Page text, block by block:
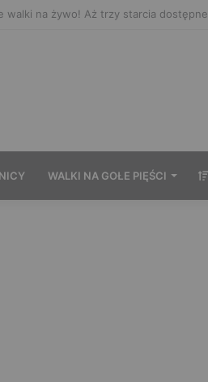
na żywo
WALKI NA GOŁE PIĘŚCI